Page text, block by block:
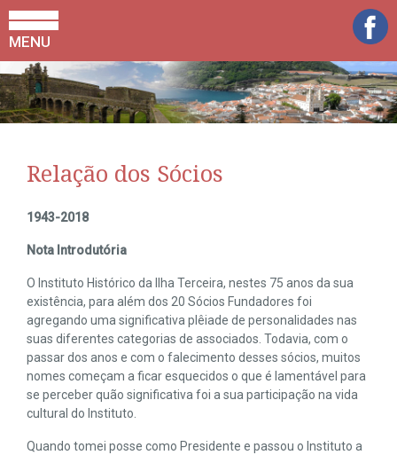
MENU
Relação dos Sócios
1943-2018
Nota Introdutória
O Instituto Histórico da Ilha Terceira, nestes 75 anos da sua
existência, para além dos 20 Sócios Fundadores foi
agregando uma significativa plêiade de personalidades nas
suas diferentes categorias de associados. Todavia, com o
passar dos anos e com o falecimento desses sócios, muitos
nomes começam a ficar esquecidos o que é lamentável para
se perceber quão significativa foi a sua participação na vida
cultural do Instituto.
Quando tomei posse como Presidente e passou o Instituto a